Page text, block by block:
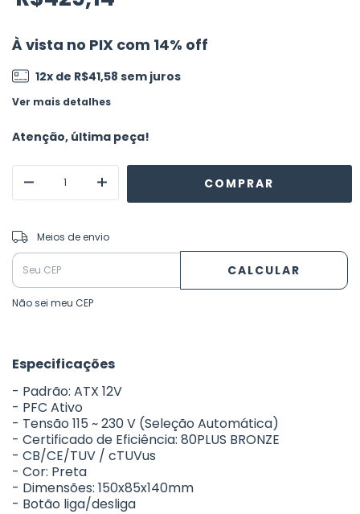
À vista no PIX com 14% off
12x de R$41,58 sem juros
Ver mais detalhes
Atenção, última peça!
Entregas para o CEP:
Meios de envio
CALCULAR
Não sei meu CEP
Especificações
- Padrão: ATX 12V
- PFC Ativo
- Tensão 115 ~ 230 V (Seleção Automática)
- Certificado de Eficiência: 80PLUS BRONZE
- CB/CE/TUV / cTUVus
- Cor: Preta
- Dimensões: 150x85x140mm
- Botão liga/desliga